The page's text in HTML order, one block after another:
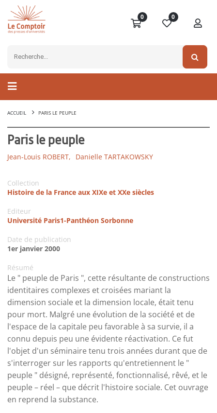
0 0
ACCUEIL PARIS LE PEUPLE
Paris le peuple
Jean-Louis ROBERT, Danielle TARTAKOWSKY
Collection
Histoire de la France aux XIXe et XXe siècles
Editeur
Université Paris1-Panthéon Sorbonne
Date de publication
1er janvier 2000
Résumé
Le " peuple de Paris ", cette résultante de constructions
identitaires complexes et croisées mariant la
dimension sociale et la dimension locale, était tenu
pour mort. Malgré une évolution de la société et de
l'espace de la capitale peu favorable à sa survie, il a
connu depuis peu une évidente réactivation. Ce fut
l'objet d'un séminaire tenu trois années durant que de
s'interroger sur les rapports qu'entretiennent le "
peuple " désigné, représenté, fonctionnalisé, rêvé, et le
peuple – réel – que décrit l'histoire sociale. Cet ouvrage
en reprend la substance.